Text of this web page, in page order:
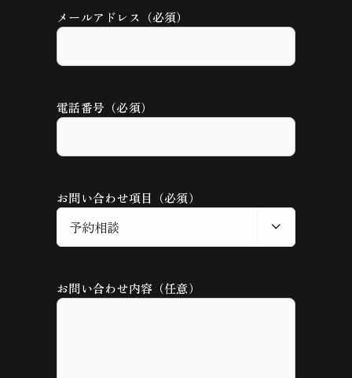
メールアドレス（必須）
電話番号（必須）
お問い合わせ項目（必須）

お問い合わせ内容（任意）